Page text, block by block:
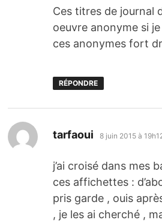
Ces titres de journal
oeuvre anonyme si
ces anonymes fort
RÉPONDRE
tarfaoui dit :
8 juin 2015 à
j’ai croisé dans mes
ces affichettes :
pris garde , ouis
, je les ai cherché ,